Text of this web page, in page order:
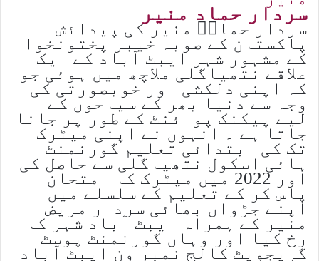
سردار حماد منیر
سردار حمادؔ منیر کی پیدائش
پاکستان کے صوبہ خیبر پختونخوا
کے مشہور شہر ایبٹ آباد کے ایک
علاقے نتھیاگلی ملاچھ میں ہوئی جو
کہ اپنی دلکشی اور خوبصورتی کی
وجہ سے دنیا بھر کے سیاحوں کے
لیے پیکنک پوائنٹ کے طور پر جانا
جاتا ہے ۔ انہوں نے اپنی میٹرک
تک کی ابتدائی تعلیم گورنمنٹ
ہائی اسکول نتھیاگلی سے حاصل کی
اور 2022 میں میٹرک کا امتحان
پاس کر کے تعلیم کے سلسلے میں
اپنے جڑواں بھائی سردار مریض
منیر کے ہمراہ ایبٹ آباد شہر کا
رخ کیا اور وہاں گورنمنٹ پوسٹ
گریجویٹ کالج نمبر ون ایبٹ آباد